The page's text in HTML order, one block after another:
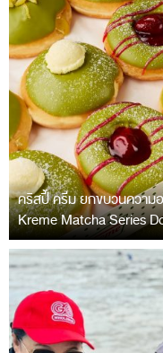
คริสปี้ ครีม ยกขบวนความ
Kreme Matcha Series